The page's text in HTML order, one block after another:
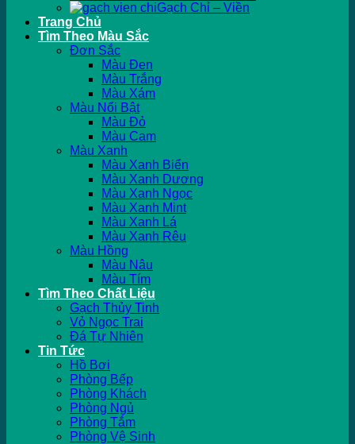
Gạch Chỉ – Viền
Trang Chủ
Tìm Theo Màu Sắc
Đơn Sắc
Màu Đen
Màu Trắng
Màu Xám
Màu Nổi Bật
Màu Đỏ
Màu Cam
Màu Xanh
Màu Xanh Biển
Màu Xanh Dương
Màu Xanh Ngọc
Màu Xanh Mint
Màu Xanh Lá
Màu Xanh Rêu
Màu Hồng
Màu Nâu
Màu Tím
Tìm Theo Chất Liệu
Gạch Thủy Tinh
Vỏ Ngọc Trai
Đá Tự Nhiên
Tin Tức
Hồ Bơi
Phòng Bếp
Phòng Khách
Phòng Ngủ
Phòng Tắm
Phòng Vệ Sinh